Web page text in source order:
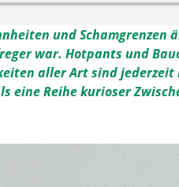
und
war. Hotpants und
aller Art sind
eine Reihe kurioser